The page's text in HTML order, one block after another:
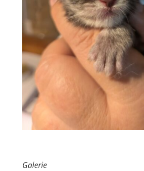
Galerie